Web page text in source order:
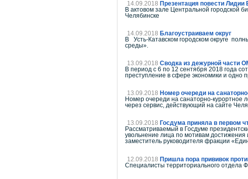
14.09.2018 Презентация повести
В актовом зале Центральной городской
Челябинске
14.09.2018 Благоустраиваем округ
В Усть-Катавском городском округе
среды».
13.09.2018 Сводка из дежурной части
В период с 6 по 12 сентября 2018 года
преступление в сфере экономики и одно
13.09.2018 Номер очереди на
Номер очереди на санаторно-курортное
через сервис, действующий на сайте
13.09.2018 Госдума приняла в первом
Рассматриваемый в Госдуме
увольнение лица по мотивам достижения
заместитель руководителя фракции
12.09.2018 Пришла пора прививок
Специалисты территориального отдела